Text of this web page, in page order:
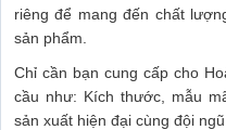
riêng để mang đến chất
sản phẩm.
Chỉ cần bạn cung cấp cho
cầu như: Kích thước, mẫu
sản xuất hiện đại cùng đội